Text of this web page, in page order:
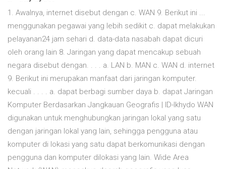
1. Awalnya, internet disebut dengan c. WAN 9. Berikut ini ...
menggunakan pegawai yang lebih sedikit c. dapat melakukan
pelayanan24 jam sehari d. data-data nasabah dapat dicuri
oleh orang lain 8. Jaringan yang dapat mencakup sebuah
negara disebut dengan. . . . a. LAN b. MAN c. WAN d. internet
9. Berikut ini merupakan manfaat dari jaringan komputer.
kecuali . . . . a. dapat berbagi sumber daya b. dapat Jaringan
Komputer Berdasarkan Jangkauan Geografis | ID-Ikhydo WAN
digunakan untuk menghubungkan jaringan lokal yang satu
dengan jaringan lokal yang lain, sehingga pengguna atau
komputer di lokasi yang satu dapat berkomunikasi dengan
pengguna dan komputer dilokasi yang lain. Wide Area